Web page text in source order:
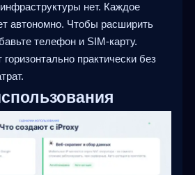
нет. Каждое
автономно. Чтобы расширить
телефон и SIM-карту.
горизонтально практически без